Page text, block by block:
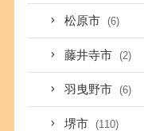
松原市 (6)
藤井寺市 (2)
羽曳野市 (6)
堺市 (110)